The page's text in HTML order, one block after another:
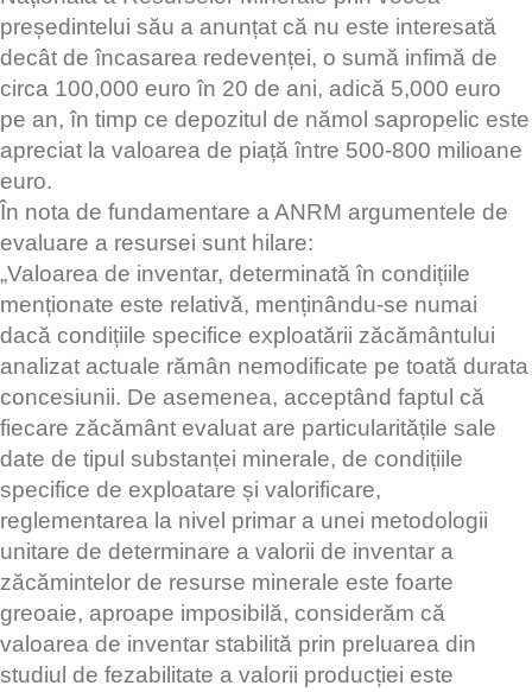
președintelui său a anunțat că nu este interesată
decât de încasarea redevenței, o sumă infimă de
circa 100,000 euro în 20 de ani, adică 5,000 euro
pe an, în timp ce depozitul de nămol sapropelic este
apreciat la valoarea de piață între 500-800 milioane
euro.
În nota de fundamentare a ANRM argumentele de
evaluare a resursei sunt hilare:
„Valoarea de inventar, determinată în condițiile
menționate este relativă, menținându-se numai
dacă condițiile specifice exploatării zăcământului
analizat actuale rămân nemodificate pe toată durata
concesiunii. De asemenea, acceptând faptul că
fiecare zăcământ evaluat are particularitățile sale
date de tipul substanței minerale, de condițiile
specifice de exploatare și valorificare,
reglementarea la nivel primar a unei metodologii
unitare de determinare a valorii de inventar a
zăcămintelor de resurse minerale este foarte
greoaie, aproape imposibilă, considerăm că
valoarea de inventar stabilită prin preluarea din
studiul de fezabilitate a valorii producției este